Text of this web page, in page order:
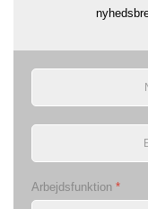
Arbejdsfunktion *